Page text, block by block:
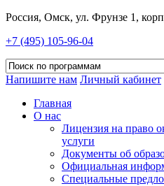
Россия, Омск, ул. Фрунзе 1,
+7 (495) 105-96-04
Напишите нам Личный кабинет
Главная
О нас
Лицензия на право
услуги
Документы об
Официальная
Специальные